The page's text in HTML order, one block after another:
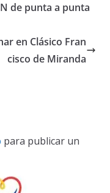
de punta a punta
en Clásico Fran
cisco de Miranda
para publicar un